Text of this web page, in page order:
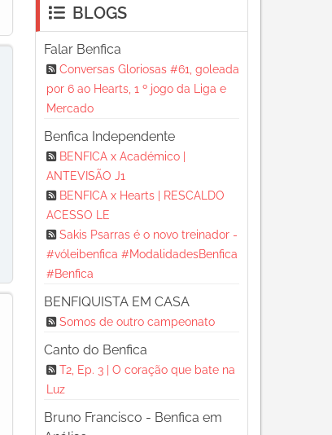
BLOGS
Falar Benfica
Conversas Gloriosas #61, goleada
por 6 ao Hearts, 1 º jogo da Liga e
Mercado
Benfica Independente
BENFICA x Académico |
ANTEVISÃO J1
BENFICA x Hearts | RESCALDO
ACESSO LE
Sakis Psarras é o novo treinador -
#vóleibenfica #ModalidadesBenfica
#Benfica
BENFIQUISTA EM CASA
Somos de outro campeonato
Canto do Benfica
T2, Ep. 3 | O coração que bate na
Luz
Bruno Francisco - Benfica em